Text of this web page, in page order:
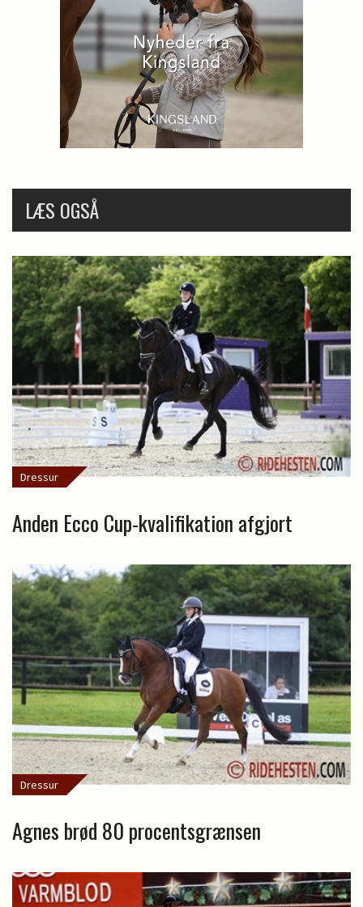
LÆS OGSÅ
Dressur
Anden Ecco Cup-kvalifikation afgjort
Dressur
Agnes brød 80 procentsgrænsen